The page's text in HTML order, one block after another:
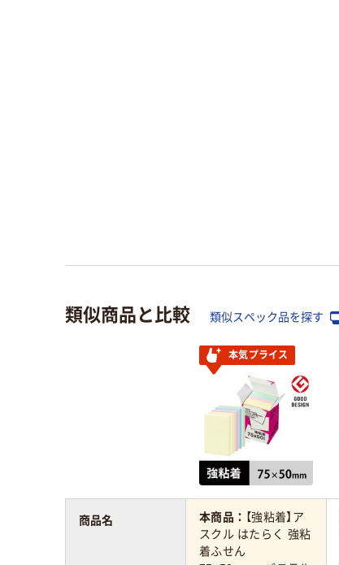
類似商品と比較 類似スペック品を探す
本気プライス
本商品： 【強粘着】ア
スクル はたらく 強粘
着ふせん
商品名